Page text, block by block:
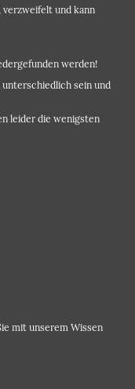
verzweifelt und kann
werden!
sein und
leider die wenigsten
mit unserem Wissen